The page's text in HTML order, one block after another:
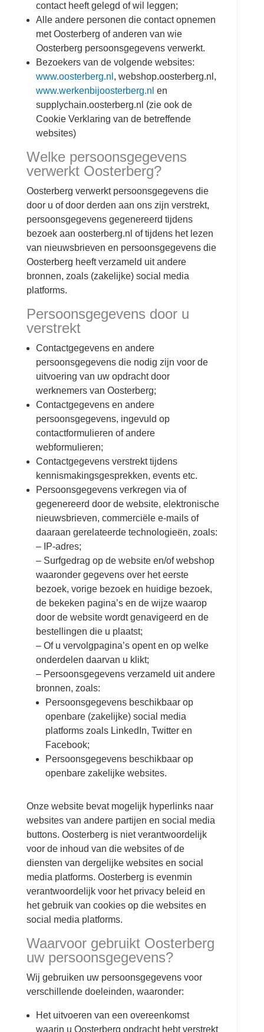
contact heeft gelegd of wil leggen;
Alle andere personen die contact opnemen
met Oosterberg of anderen van wie
Oosterberg persoonsgegevens verwerkt.
Bezoekers van de volgende websites:
www.oosterberg.nl , webshop.oosterberg.nl,
www.werkenbijoosterberg.nl en
supplychain.oosterberg.nl (zie ook de
Cookie Verklaring van de betreffende
websites)
Welke persoonsgegevens
verwerkt Oosterberg?
Oosterberg verwerkt persoonsgegevens die
door u of door derden aan ons zijn verstrekt,
persoonsgegevens gegenereerd tijdens
bezoek aan oosterberg.nl of tijdens het lezen
van nieuwsbrieven en persoonsgegevens die
Oosterberg heeft verzameld uit andere
bronnen, zoals (zakelijke) social media
platforms.
Persoonsgegevens door u
verstrekt
Contactgegevens en andere
persoonsgegevens die nodig zijn voor de
uitvoering van uw opdracht door
werknemers van Oosterberg;
Contactgegevens en andere
persoonsgegevens, ingevuld op
contactformulieren of andere
webformulieren;
Contactgegevens verstrekt tijdens
kennismakingsgesprekken, events etc.
Persoonsgegevens verkregen via of
gegenereerd door de website, elektronische
nieuwsbrieven, commerciële e-mails of
daaraan gerelateerde technologieën, zoals:
– IP-adres;
– Surfgedrag op de website en/of webshop
waaronder gegevens over het eerste
bezoek, vorige bezoek en huidige bezoek,
de bekeken pagina’s en de wijze waarop
door de website wordt genavigeerd en de
bestellingen die u plaatst;
– Of u vervolgpagina’s opent en op welke
onderdelen daarvan u klikt;
– Persoonsgegevens verzameld uit andere
bronnen, zoals:
Persoonsgegevens beschikbaar op
openbare (zakelijke) social media
platforms zoals LinkedIn, Twitter en
Facebook;
Persoonsgegevens beschikbaar op
openbare zakelijke websites.
Onze website bevat mogelijk hyperlinks naar
websites van andere partijen en social media
buttons. Oosterberg is niet verantwoordelijk
voor de inhoud van die websites of de
diensten van dergelijke websites en social
media platforms. Oosterberg is evenmin
verantwoordelijk voor het privacy beleid en
het gebruik van cookies op die websites en
social media platforms.
Waarvoor gebruikt Oosterberg
uw persoonsgegevens?
Wij gebruiken uw persoonsgegevens voor
verschillende doeleinden, waaronder:
Het uitvoeren van een overeenkomst
waarin u Oosterberg opdracht hebt verstrekt